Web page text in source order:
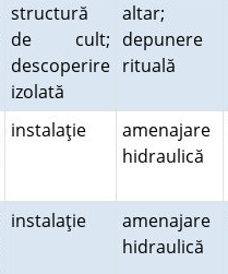
structură
de cult;
descoperire
izolată
altar;
depunere
rituală
instalaţie
amenajare
hidraulică
instalaţie
amenajare
hidraulică